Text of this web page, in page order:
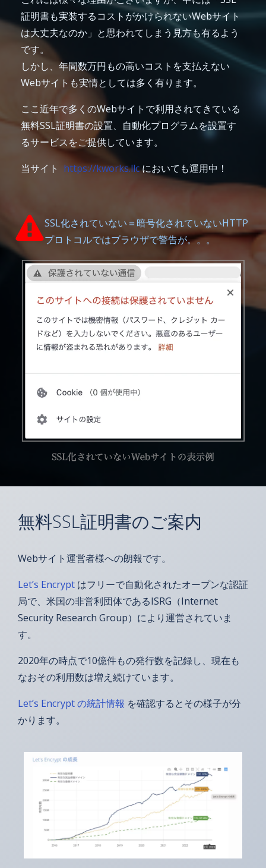
証明書も実装するコストがかけられないWebサイト
は大丈夫なのか」と思われてしまう見方も有るよう
です。
しかし、年間数万円もの高いコストを支払えない
Webサイトも実情としては多く有ります。
ここ近年で多くのWebサイトで利用されてきている
無料SSL証明書の設置、自動化プログラムを設置す
るサービスをご提供しています。
当サイト https://kworks.llcにおいても運用中！
SSL化されていない＝ 暗号化されていないHTTP
プロトコルではブラウザで警告が。。。
無料SSL証明書のご案内
Webサイト運営者様への朗報です。
Let’s Encrypt はフリーで自動化されたオープンな認証
局で、米国の非営利団体であるISRG（Internet
Security Research Group）により運営されていま
す。
2020年の時点で10億件もの発行数を記録し、現在も
なおその利用数は増え続けています。
Let’s Encrypt の統計情報 を確認するとその様子が分
かります。